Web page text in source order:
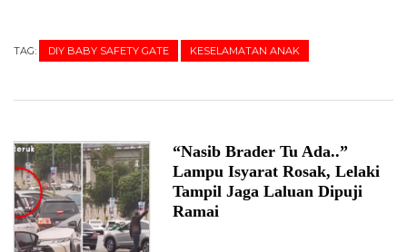
TAG: DIY BABY SAFETY GATE KESELAMATAN ANAK
“Nasib Brader Tu Ada..”
Lampu Isyarat Rosak, Lelaki
Tampil Jaga Laluan Dipuji
Ramai